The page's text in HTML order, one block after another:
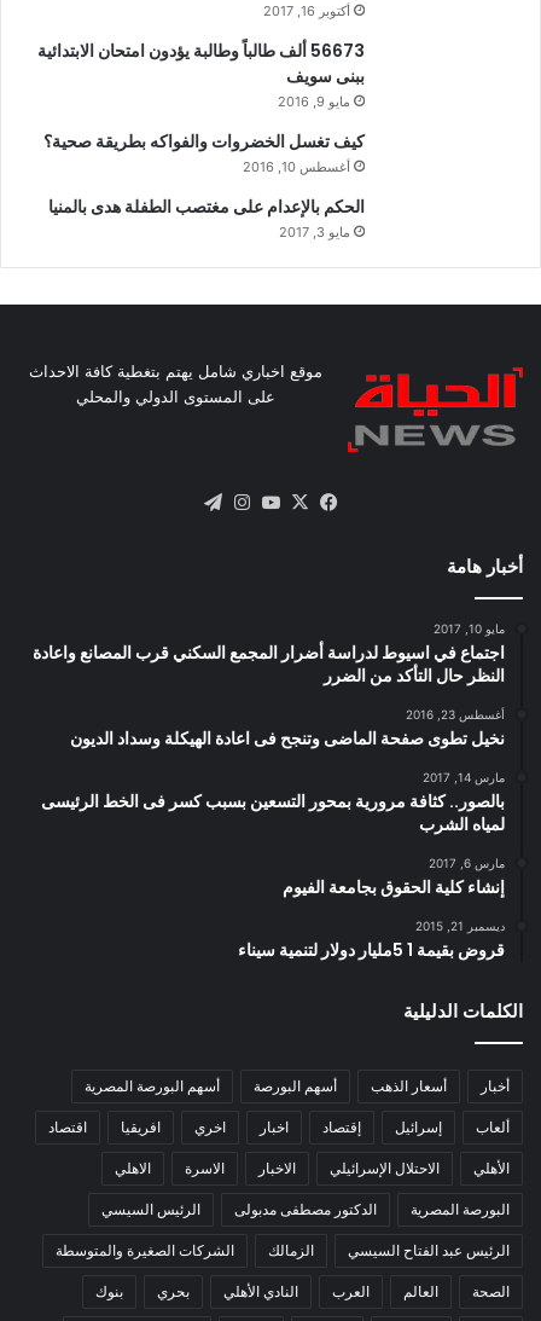
أكتوبر 16, 2017
56673 ألف طالباً وطالبة يؤدون امتحان الابتدائية
ببنى سويف
مايو 9, 2016
كيف تغسل الخضروات والفواكه بطريقة صحية؟
أغسطس 10, 2016
الحكم بالإعدام على مغتصب الطفلة هدى بالمنيا
مايو 3, 2017
موقع اخباري شامل يهتم بتغطية كافة الاحداث
على المستوى الدولي والمحلي
فيسبوك
X يوتيوبانستقرام
أخبار هامة
مايو 10, 2017
اجتماع في اسيوط لدراسة أضرار المجمع السكني قرب المصانع واعادة
النظر حال التأكد من الضرر
أغسطس 23, 2016
نخيل تطوى صفحة الماضى وتنجح فى اعادة الهيكلة وسداد الديون
مارس 14, 2017
بالصور.. كثافة مرورية بمحور التسعين بسبب كسر فى الخط الرئيسى
لمياه الشرب
مارس 6, 2017
إنشاء كلية الحقوق بجامعة الفيوم
ديسمبر 21, 2015
قروض بقيمة 1 5مليار دولار لتنمية سيناء
الكلمات الدليلية
أخبار أسعار الذهب أسهم البورصة أسهم البورصة المصرية
ألعاب إسرائيل إقتصاد اخبار اخري افريقيا اقتصاد
الأهلي الاحتلال الإسرائيلي الاخبار الاسرة الاهلي
البورصة المصرية الدكتور مصطفى مدبولى الرئيس السيسي
الرئيس عبد الفتاح السيسي الزمالك الشركات الصغيرة والمتوسطة
الصحة العالم العرب النادي الأهلي بحري بنوك